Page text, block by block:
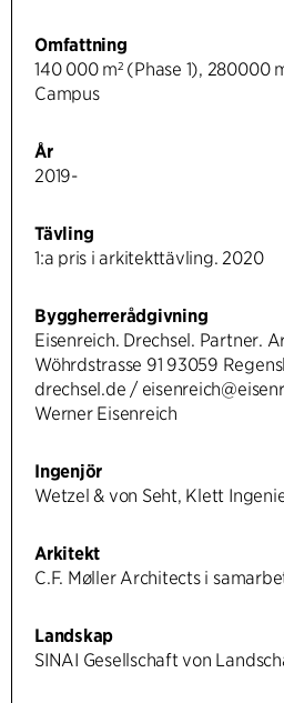
Omfattning
140 000 m² (Phase 1), 280000
Campus
År
2019-
Tävling
1:a pris i arkitekttävling. 2020
Byggherrerådgivning
Eisenreich. Drechsel. Partner.
Wöhrdstrasse 91 93059
drechsel.de /
Werner Eisenreich
Ingenjör
Wetzel & von Seht, Klett
Arkitekt
C.F. Møller Architects i
Landskap
SINAI Gesellschaft von